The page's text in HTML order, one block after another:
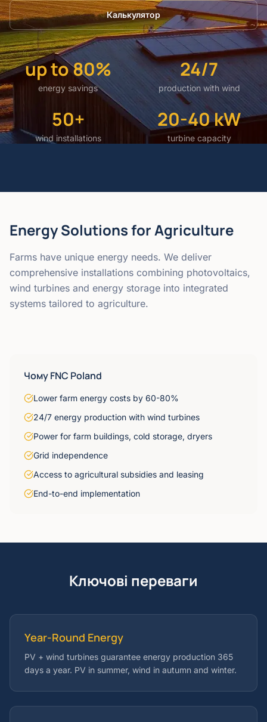
Калькулятор
up to 80%
energy savings
24/7
production with wind
50+
wind installations
20-40 kW
turbine capacity
Energy Solutions for Agriculture
Farms have unique energy needs. We deliver
comprehensive installations combining photovoltaics,
wind turbines and energy storage into integrated
systems tailored to agriculture.
Чому FNC Poland
Lower farm energy costs by 60-80%
24/7 energy production with wind turbines
Power for farm buildings, cold storage, dryers
Grid independence
Access to agricultural subsidies and leasing
End-to-end implementation
Ключові переваги
Year-Round Energy
PV + wind turbines guarantee energy production 365
days a year. PV in summer, wind in autumn and winter.